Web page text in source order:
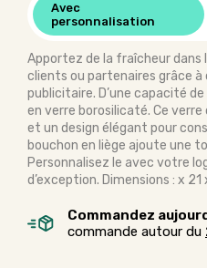
Avec
personnalisation
Apportez de la fraîcheur dans
clients ou partenaires grâce
publicitaire. D’une capacité
en verre borosilicaté. Ce
et un design élégant pour
bouchon en liège ajoute une
Personnalisez le avec votre
d’exception. Dimensions : x 21
Commandez
commande autour du